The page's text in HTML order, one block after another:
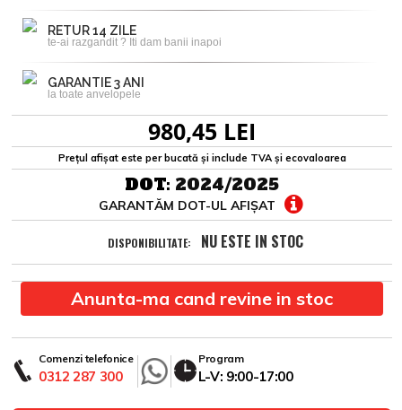
RETUR 14 ZILE
te-ai razgandit ? Iti dam banii inapoi
GARANTIE 3 ANI
la toate anvelopele
980,45 LEI
Prețul afișat este per bucată și include TVA și ecovaloarea
DOT: 2024/2025
GARANTĂM DOT-UL AFIȘAT
DISPONIBILITATE: NU ESTE IN STOC
Anunta-ma cand revine in stoc
Comenzi telefonice
0312 287 300
Program
L-V: 9:00-17:00